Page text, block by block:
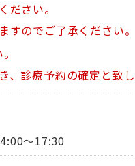
さい。
のでご了承ください。
診療予約の確定と致し
～17:30